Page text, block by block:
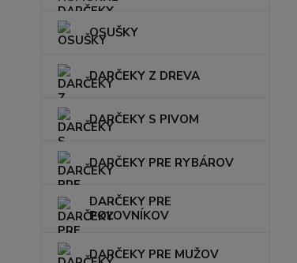
OSUŠKY
DARČEKY Z DREVA
DARČEKY S PIVOM
DARČEKY PRE RYBÁROV
DARČEKY PRE
POĽOVNÍKOV
DARČEKY PRE MUŽOV